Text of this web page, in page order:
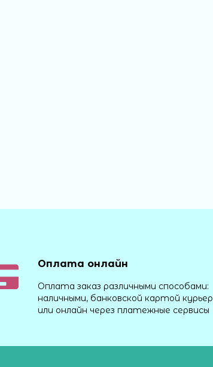
Оплата онлайн
Оплата заказ различными способами:
наличными, банковской картой
или онлайн через платежные сервисы